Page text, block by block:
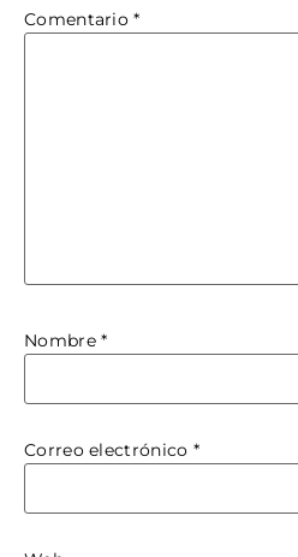
Comentario*
Nombre*
Correo electrónico *